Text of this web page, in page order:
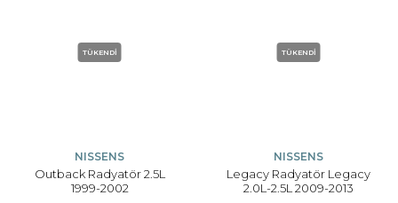
TÜKENDİ
NISSENS
Outback Radyatör 2.5L
1999-2002
TÜKENDİ
NISSENS
Legacy Radyatör Legacy
2.0L-2.5L 2009-2013